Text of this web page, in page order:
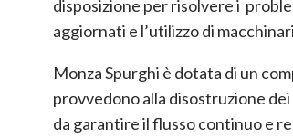
disposizione per risolvere i
aggiornati e l’utilizzo di
Monza Spurghi è dotata di un
provvedono alla disostruzione
da garantire il flusso continuo e